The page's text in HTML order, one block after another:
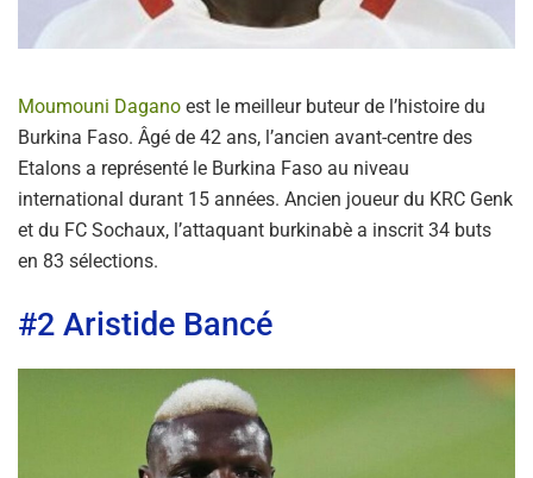
Moumouni Dagano est le meilleur buteur de l’histoire du
Burkina Faso. Âgé de 42 ans, l’ancien avant-centre des
Etalons a représenté le Burkina Faso au niveau
international durant 15 années. Ancien joueur du KRC Genk
et du FC Sochaux, l’attaquant burkinabè a inscrit 34 buts
en 83 sélections.
#2 Aristide Bancé